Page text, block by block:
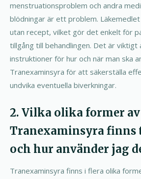
menstruationsproblem och andra
blödningar är ett problem.
utan recept, vilket gör det enkelt för
tillgång till behandlingen. Det är viktigt
instruktioner för hur och när man ska
Tranexaminsyra för att säkerställa
undvika eventuella biverkningar.
2. Vilka olika former av
Tranexaminsyra
och hur använder jag
Tranexaminsyra finns i flera olika